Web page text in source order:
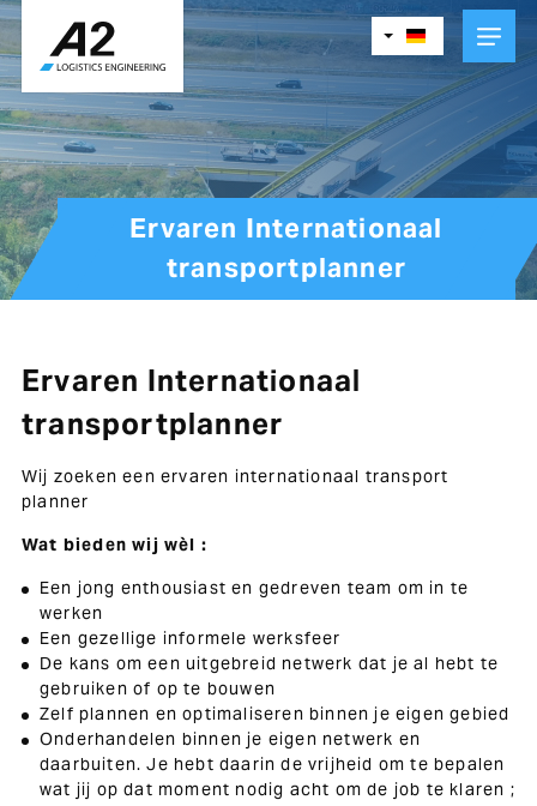
Skip
main
content
Ervaren Internationaal
transportplanner
Ervaren Internationaal
transportplanner
Wij zoeken een ervaren internationaal transport
planner
Wat bieden wij wèl :
Een jong enthousiast en gedreven team om in te
werken
Een gezellige informele werksfeer
De kans om een uitgebreid netwerk dat je al hebt te
gebruiken of op te bouwen
Zelf plannen en optimaliseren binnen je eigen gebied
Onderhandelen binnen je eigen netwerk en
daarbuiten. Je hebt daarin de vrijheid om te bepalen
wat jij op dat moment nodig acht om de job te klaren ;